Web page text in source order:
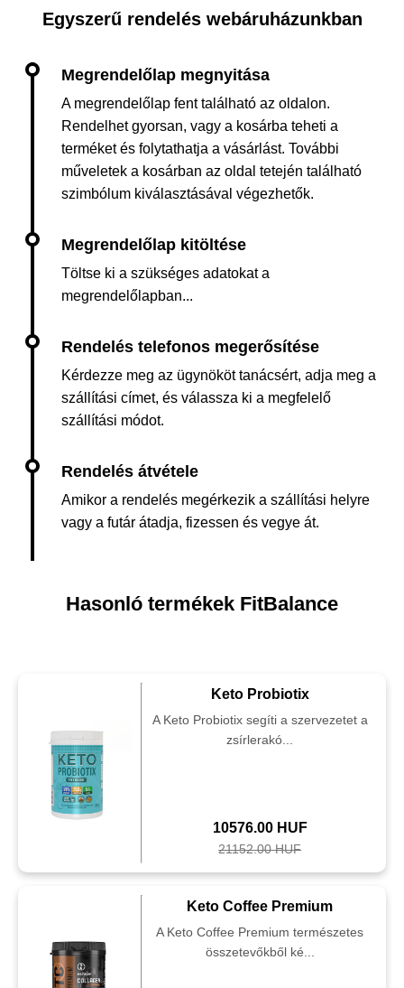
Egyszerű rendelés webáruházunkban
A megrendelőlap fent található az oldalon.
Rendelhet gyorsan, vagy a kosárba teheti a
terméket és folytathatja a vásárlást. További
műveletek a kosárban az oldal tetején található
szimbólum kiválasztásával végezhetők.
Töltse ki a szükséges adatokat a
megrendelőlapban...
Kérdezze meg az ügynököt tanácsért, adja meg a
szállítási címet, és válassza ki a megfelelő
szállítási módot.
Amikor a rendelés megérkezik a szállítási helyre
vagy a futár átadja, fizessen és vegye át.
Hasonló termékek FitBalance
Keto Probiotix
A Keto Probiotix segíti a szervezetet a
zsírlerakó...
10576.00 HUF
21152.00 HUF
Keto Coffee Premium
A Keto Coffee Premium természetes
összetevőkből ké...